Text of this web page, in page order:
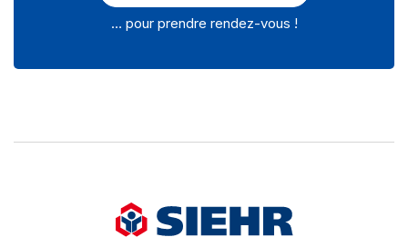
… pour prendre rendez-vous !